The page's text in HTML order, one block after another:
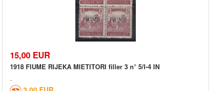
15,00 EUR
1918 FIUME RIJEKA MIETITORI filler 3 n° 5/I-4 IN